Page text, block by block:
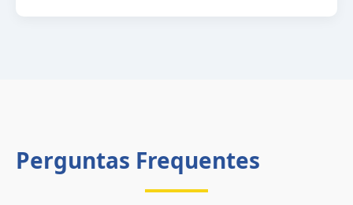
Perguntas Frequentes